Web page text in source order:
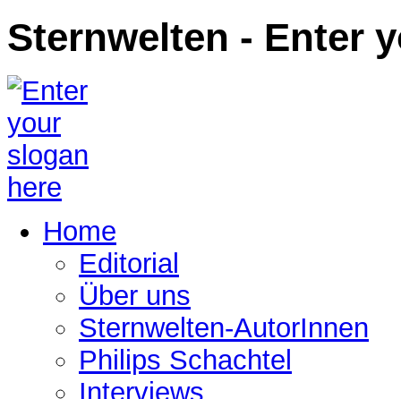
Sternwelten - Enter
Home
Editorial
Über uns
Sternwelten-AutorInnen
Philips Schachtel
Interviews